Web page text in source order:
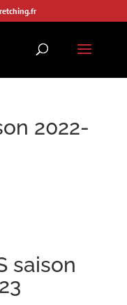
2022-
saison